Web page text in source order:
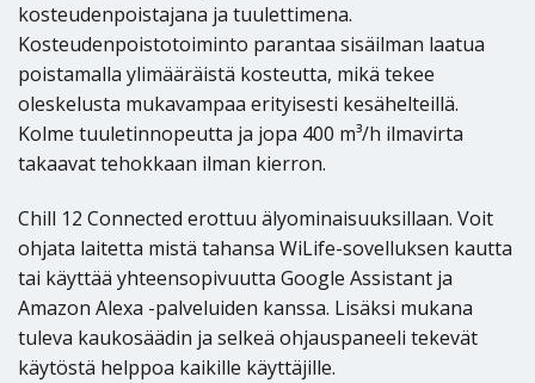
kosteudenpoistajana ja tuulettimena.
Kosteudenpoistotoiminto parantaa sisäilman laatua
poistamalla ylimääräistä kosteutta, mikä tekee
oleskelusta mukavampaa erityisesti kesähelteillä.
Kolme tuuletinnopeutta ja jopa 400 m³/h ilmavirta
takaavat tehokkaan ilman kierron.
Chill 12 Connected erottuu älyominaisuuksillaan. Voit
ohjata laitetta mistä tahansa WiLife-sovelluksen kautta
tai käyttää yhteensopivuutta Google Assistant ja
Amazon Alexa -palveluiden kanssa. Lisäksi mukana
tuleva kaukosäädin ja selkeä ohjauspaneeli tekevät
käytöstä helppoa kaikille käyttäjille.